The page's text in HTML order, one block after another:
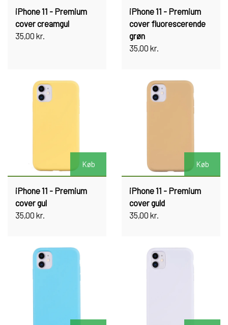
iPhone 11 - Premium
cover creamgul
35,00 kr.
iPhone 11 - Premium
cover fluorescerende
grøn
35,00 kr.
Køb
iPhone 11 - Premium
cover gul
35,00 kr.
Køb
iPhone 11 - Premium
cover guld
35,00 kr.